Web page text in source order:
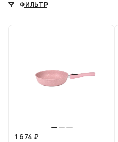
ФИЛЬТР
1 674 ₽